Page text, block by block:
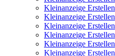
Kleinanzeige Erstellen
Kleinanzeige Erstellen
Kleinanzeige Erstellen
Kleinanzeige Erstellen
Kleinanzeige Erstellen
Kleinanzeige Erstellen